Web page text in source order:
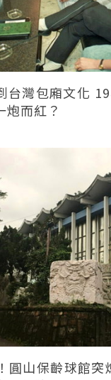
台灣包廂文化
炮而紅？
圓山保齡球館突